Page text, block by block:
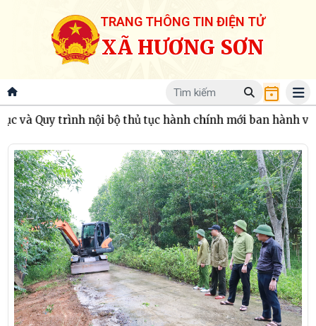
TRANG THÔNG TIN ĐIỆN TỬ
XÃ HƯƠNG SƠN
bộ thủ tục hành chính mới ban hành và bị bãi bỏ